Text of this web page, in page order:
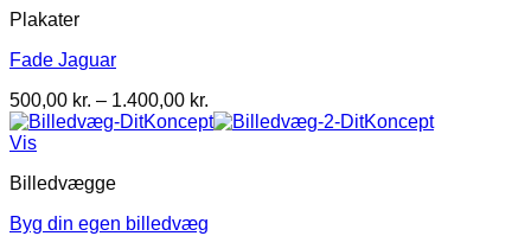
Plakater
Fade Jaguar
500,00 kr. – 1.400,00 kr.
500,00 kr.
Vis
Billedvægge
Byg din egen billedvæg